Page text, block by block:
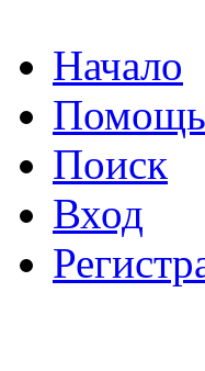
Начало
Помощь
Поиск
Вход